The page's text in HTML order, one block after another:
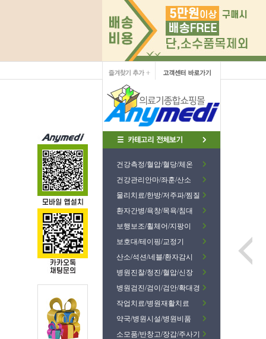
건강측정/혈압/혈당/체온
건강관리안마/좌훈/산소
물리치료/한방/저주파/찜질
환자간병/욕창/목욕/침대
보행보조/휠체어/지팡이
보호대/테이핑/교정기
산소/석션/네블/환자감시
병원진찰/청진/혈압/신장
병원검진/검이/검안/확대경
작업치료/병원재활치료
약국/병원시설/병원비품
소모품/반창고/장갑/주사기